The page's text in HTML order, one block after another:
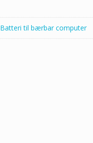
Batteri til bærbar computer